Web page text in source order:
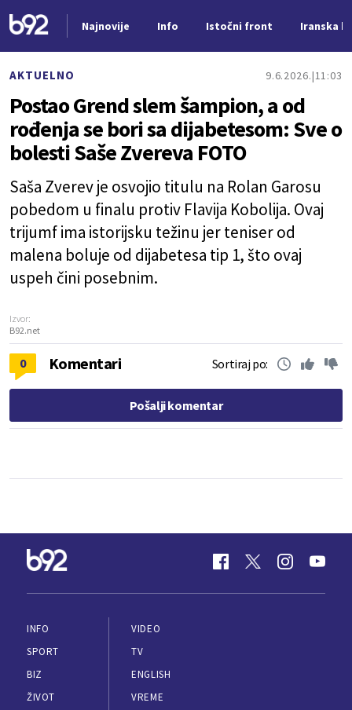
Najnovije Info Istočni front Iranska
AKTUELNO 9.6.2026. 11:03
Postao Grend slem šampion, a od
rođenja se bori sa dijabetesom: Sve o
bolesti Saše Zvereva FOTO
Saša Zverev je osvojio titulu na Rolan Garosu
pobedom u finalu protiv Flavija Kobolija. Ovaj
trijumf ima istorijsku težinu jer teniser od
malena boluje od dijabetesa tip 1, što ovaj
uspeh čini posebnim.
Izvor:
B92.net
0 Komentari Sortiraj po:
Pošalji komentar
INFO
SPORT
BIZ
ŽIVOT
VIDEO
TV
ENGLISH
VREME